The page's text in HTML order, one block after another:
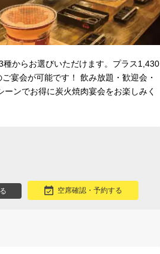
からお選びいただけます。プラス1,430
宴会が可能です！ 飲み放題・歓迎会・
ンでお得に炭火焼肉宴会をお楽しみく
空席確認・予約する